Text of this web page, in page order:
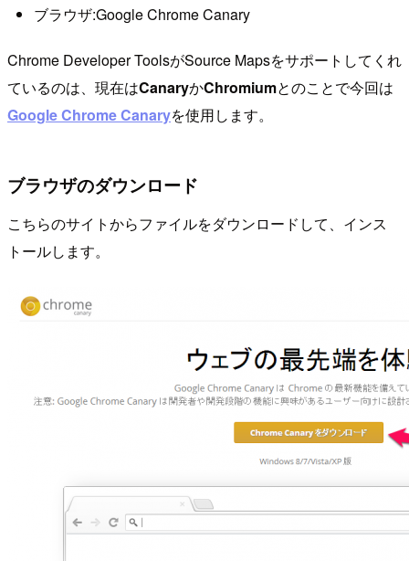
ブラウザ:Google Chrome Canary
Chrome Developer ToolsがSource Mapsをサポートしてくれ
ているのは、現在はCanaryかChromiumとのことで今回は
Google Chrome Canaryを使用します。
ブラウザのダウンロード
こちらのサイトからファイルをダウンロードして、インス
トールします。